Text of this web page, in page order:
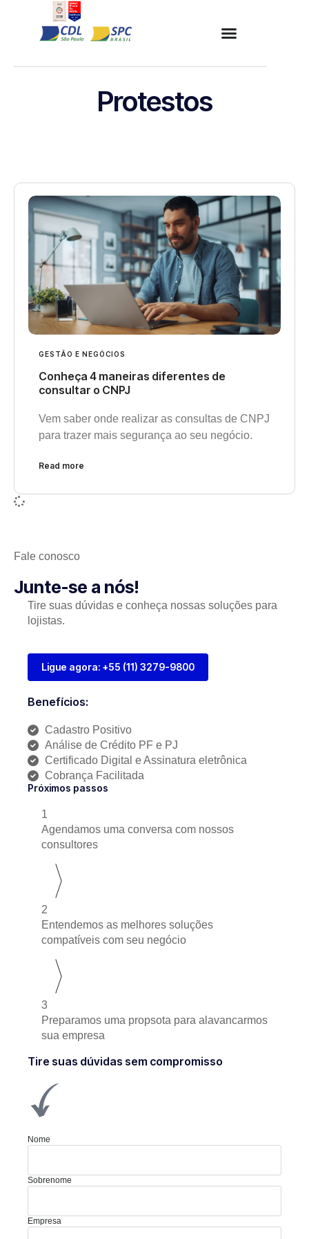
Protestos
GESTÃO E NEGÓCIOS
Conheça 4 maneiras diferentes de
consultar o CNPJ
Vem saber onde realizar as consultas de CNPJ
para trazer mais segurança ao seu negócio.
Read more
Fale conosco
Junte-se a nós!
Tire suas dúvidas e conheça nossas soluções para
lojistas.
Ligue agora: +55 (11) 3279-9800
Benefícios:
Cadastro Positivo
Análise de Crédito PF e PJ
Certificado Digital e Assinatura eletrônica
Cobrança Facilitada
Próximos passos
1
Agendamos uma conversa com nossos
consultores
2
Entendemos as melhores soluções
compatíveis com seu negócio
3
Preparamos uma propsota para alavancarmos
sua empresa
Tire suas dúvidas sem compromisso
Nome
Sobrenome
Empresa